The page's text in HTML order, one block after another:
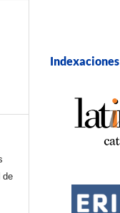
de
Indexaciones